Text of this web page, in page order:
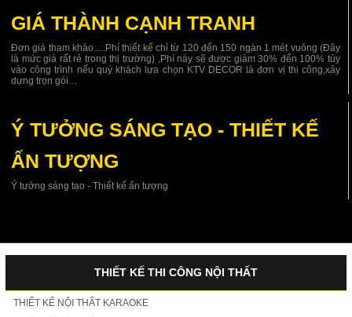
GIÁ THÀNH CẠNH TRANH
Đơn giá tham khảo.....Phí thiết kế chỉ từ 120 đến 150 ngàn 1 mét vuông (Đây
là mức giá rất rẻ trong thị trường) ,Phí này sẽ được giảm 30% đến 100% tùy
vào công trình nếu quý khách lựa chọn KTV DECOR là đơn vị thi công,xây
dựng trọn gói…
Ý TƯỞNG SÁNG TẠO - THIẾT KẾ
ẤN TƯỢNG
Ý tưởng sáng tạo - Thiết kế ấn tượng
THIẾT KẾ THI CÔNG NỘI THẤT
THIẾT KẾ NỘI THẤT KARAOKE